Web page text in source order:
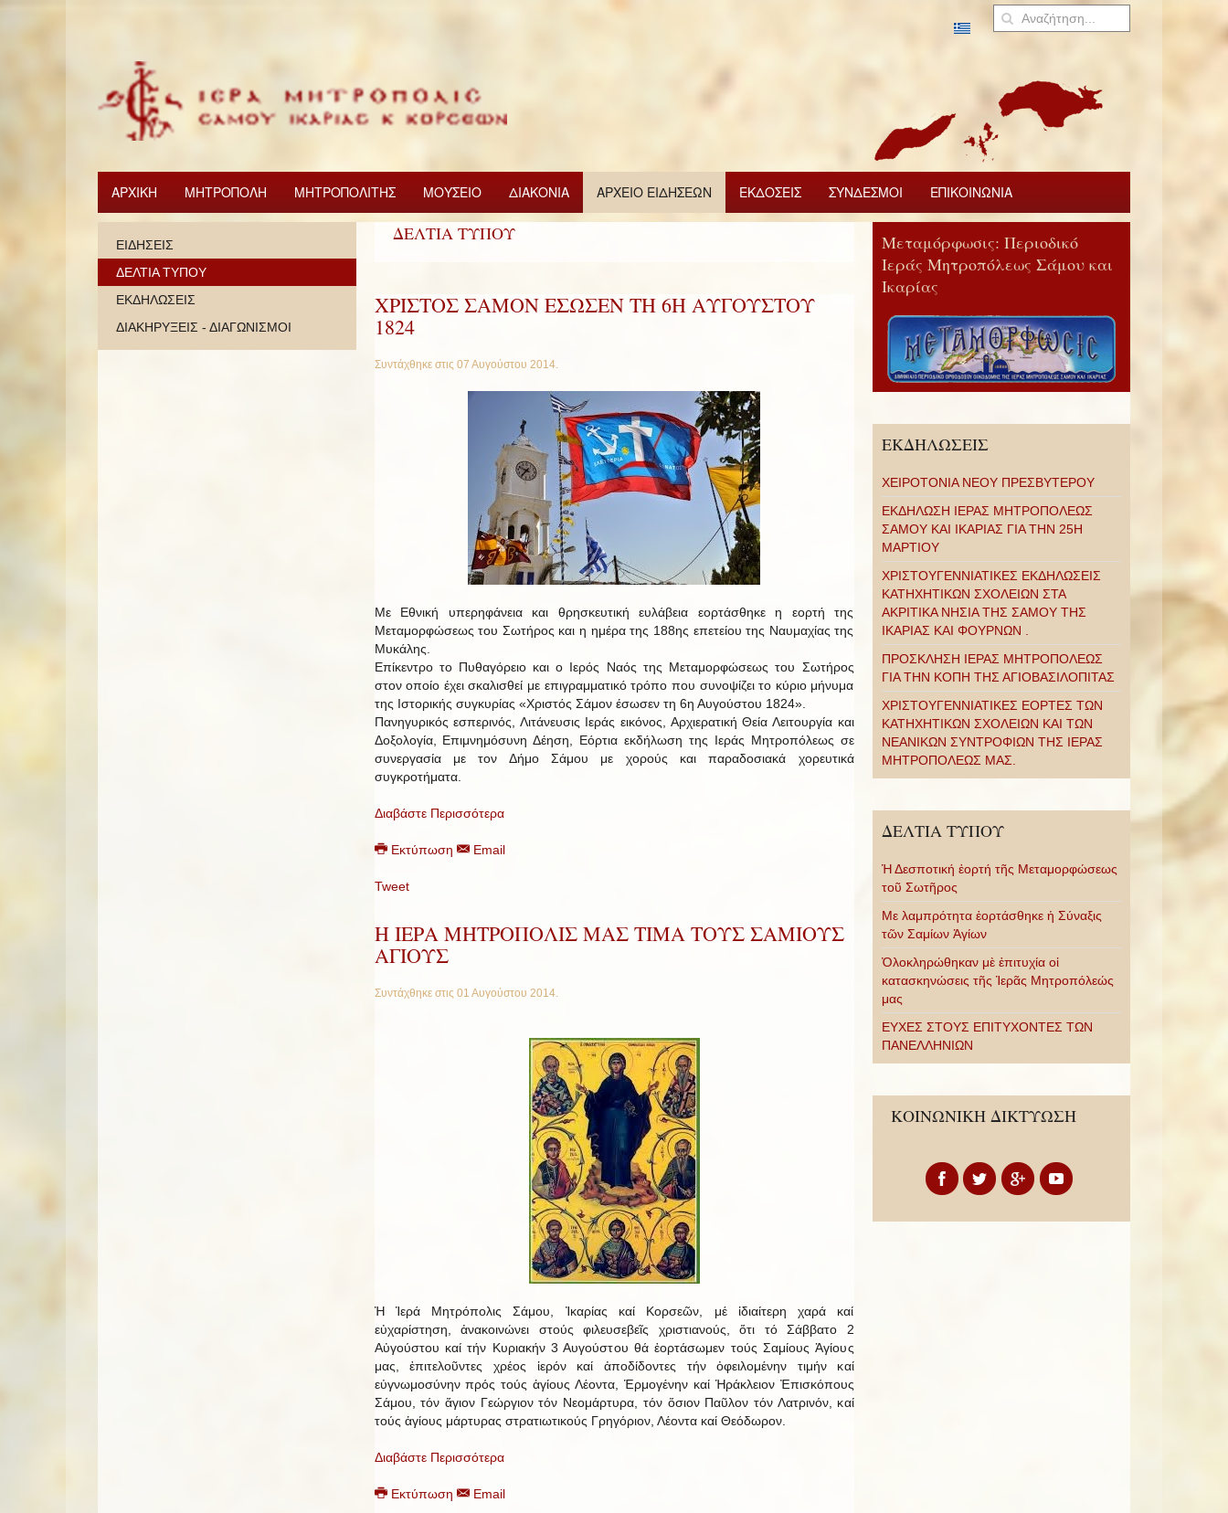
ΑΡΧΙΚΗ ΜΗΤΡΟΠΟΛΗ ΜΗΤΡΟΠΟΛΙΤΗΣ ΜΟΥΣΕΙΟ ΔΙΑΚΟΝΙΑ ΑΡΧΕΙΟ ΕΙΔΗΣΕΩΝ ΕΚΔΟΣΕΙΣ ΣΥΝΔΕΣΜΟΙ ΕΠΙΚΟΙΝΩΝΙΑ
ΔΕΛΤΙΑ ΤΥΠΟΥ
ΧΡΙΣΤΟΣ ΣΑΜΟΝ ΕΣΩΣΕΝ ΤΗ 6Η ΑΥΓΟΥΣΤΟΥ
1824
Συντάχθηκε στις 07 Αυγούστου 2014.
Με Εθνική υπερηφάνεια και θρησκευτική ευλάβεια εορτάσθηκε η εορτή της
Μεταμορφώσεως του Σωτήρος και η ημέρα της 188ης επετείου της Ναυμαχίας της
Μυκάλης.
Επίκεντρο το Πυθαγόρειο και ο Ιερός Ναός της Μεταμορφώσεως του Σωτήρος
στον οποίο έχει σκαλισθεί με επιγραμματικό τρόπο που συνοψίζει το κύριο μήνυμα
της Ιστορικής συγκυρίας «Χριστός Σάμον έσωσεν τη 6η Αυγούστου 1824».
Πανηγυρικός εσπερινός, Λιτάνευσις Ιεράς εικόνος, Αρχιερατική Θεία Λειτουργία και
Δοξολογία, Επιμνημόσυνη Δέηση, Εόρτια εκδήλωση της Ιεράς Μητροπόλεως σε
συνεργασία με τον Δήμο Σάμου με χορούς και παραδοσιακά χορευτικά
συγκροτήματα.
Διαβάστε Περισσότερα
Εκτύπωση Email
Tweet
Η ΙΕΡΑ ΜΗΤΡΟΠΟΛΙΣ ΜΑΣ ΤΙΜΑ ΤΟΥΣ ΣΑΜΙΟΥΣ
ΑΓΙΟΥΣ
Συντάχθηκε στις 01 Αυγούστου 2014.
Ἡ Ἱερά Μητρόπολις Σάμου, Ἰκαρίας καί Κορσεῶν, μέ ἰδιαίτερη χαρά καί
εὐχαρίστηση, ἀνακοινώνει στούς φιλευσεβεῖς χριστιανούς, ὅτι τό Σάββατο 2
Αὐγούστου καί τήν Κυριακήν 3 Αυγούστου θά ἑορτάσωμεν τούς Σαμίους Ἁγίους
μας, ἐπιτελοῦντες χρέος ἱερόν καί ἀποδίδοντες τήν ὀφειλομένην τιμήν καί
εὐγνωμοσύνην πρός τούς ἁγίους Λέοντα, Ἑρμογένην καί Ἡράκλειον Ἐπισκόπους
Σάμου, τόν ἅγιον Γεώργιον τόν Νεομάρτυρα, τόν ὅσιον Παῦλον τόν Λατρινόν, καί
τούς ἁγίους μάρτυρας στρατιωτικούς Γρηγόριον, Λέοντα καί Θεόδωρον.
Διαβάστε Περισσότερα
Εκτύπωση Email
ΕΙΔΗΣΕΙΣ
ΔΕΛΤΙΑ ΤΥΠΟΥ
ΕΚΔΗΛΩΣΕΙΣ
ΔΙΑΚΗΡΥΞΕΙΣ - ΔΙΑΓΩΝΙΣΜΟΙ
Μεταμόρφωσις: Περιοδικό
Ιεράς Μητροπόλεως Σάμου και
Ικαρίας
ΕΚΔΗΛΩΣΕΙΣ
ΧΕΙΡΟΤΟΝΙΑ ΝΕΟΥ ΠΡΕΣΒΥΤΕΡΟΥ
ΕΚΔΗΛΩΣΗ ΙΕΡΑΣ ΜΗΤΡΟΠΟΛΕΩΣ
ΣΑΜΟΥ ΚΑΙ ΙΚΑΡΙΑΣ ΓΙΑ ΤΗΝ 25Η
ΜΑΡΤΙΟΥ
ΧΡΙΣΤΟΥΓΕΝΝΙΑΤΙΚΕΣ ΕΚΔΗΛΩΣΕΙΣ
ΚΑΤΗΧΗΤΙΚΩΝ ΣΧΟΛΕΙΩΝ ΣΤΑ
ΑΚΡΙΤΙΚΑ ΝΗΣΙΑ ΤΗΣ ΣΑΜΟΥ ΤΗΣ
ΙΚΑΡΙΑΣ ΚΑΙ ΦΟΥΡΝΩΝ .
ΠΡΟΣΚΛΗΣΗ ΙΕΡΑΣ ΜΗΤΡΟΠΟΛΕΩΣ
ΓΙΑ ΤΗΝ ΚΟΠΗ ΤΗΣ ΑΓΙΟΒΑΣΙΛΟΠΙΤΑΣ
ΧΡΙΣΤΟΥΓΕΝΝΙΑΤΙΚΕΣ ΕΟΡΤΕΣ ΤΩΝ
ΚΑΤΗΧΗΤΙΚΩΝ ΣΧΟΛΕΙΩΝ ΚΑΙ ΤΩΝ
ΝΕΑΝΙΚΩΝ ΣΥΝΤΡΟΦΙΩΝ ΤΗΣ ΙΕΡΑΣ
ΜΗΤΡΟΠΟΛΕΩΣ ΜΑΣ.
ΔΕΛΤΙΑ ΤΥΠΟΥ
Ἡ Δεσποτική ἑορτή τῆς Μεταμορφώσεως
τοῦ Σωτῆρος
Με λαμπρότητα ἑορτάσθηκε ἡ Σύναξις
τῶν Σαμίων Ἁγίων
Ὁλοκληρώθηκαν μὲ ἐπιτυχία οἱ
κατασκηνώσεις τῆς Ἱερᾶς Μητροπόλεώς
μας
ΕΥΧΕΣ ΣΤΟΥΣ ΕΠΙΤΥΧΟΝΤΕΣ ΤΩΝ
ΠΑΝΕΛΛΗΝΙΩΝ
ΚΟΙΝΩΝΙΚΗ ΔΙΚΤΥΩΣΗ